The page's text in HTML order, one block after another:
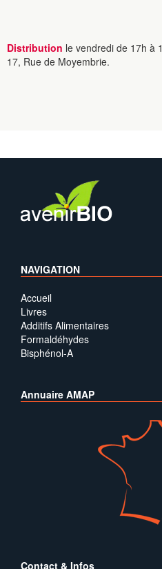
Distribution le vendredi de 17h à
17, Rue de Moyembrie.
NAVIGATION
Accueil
Livres
Additifs Alimentaires
Formaldéhydes
Bisphénol-A
Annuaire AMAP
Contact & Infos